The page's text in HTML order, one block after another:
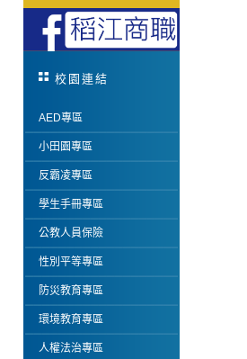
校園連結
AED專區
小田園專區
反霸凌專區
學生手冊專區
公教人員保險
性別平等專區
防災教育專區
環境教育專區
人權法治專區